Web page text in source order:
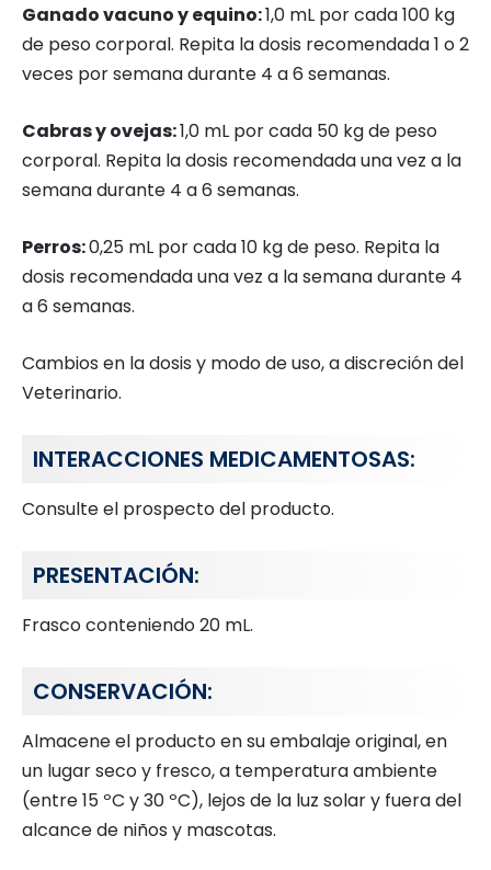
Ganado vacuno y equino:1,0 mL por cada 100 kg
de peso corporal. Repita la dosis recomendada 1 o 2
veces por semana durante 4 a 6 semanas.
Cabras y ovejas:1,0 mL por cada 50 kg de peso
corporal. Repita la dosis recomendada una vez a la
semana durante 4 a 6 semanas.
Perros:0,25 mL por cada 10 kg de peso. Repita la
dosis recomendada una vez a la semana durante 4
a 6 semanas.
Cambios en la dosis y modo de uso, a discreción del
Veterinario.
INTERACCIONES MEDICAMENTOSAS:
Consulte el prospecto del producto.
PRESENTACIÓN:
Frasco conteniendo 20 mL.
CONSERVACIÓN:
Almacene el producto en su embalaje original, en
un lugar seco y fresco, a temperatura ambiente
(entre 15 ºC y 30 ºC), lejos de la luz solar y fuera del
alcance de niños y mascotas.